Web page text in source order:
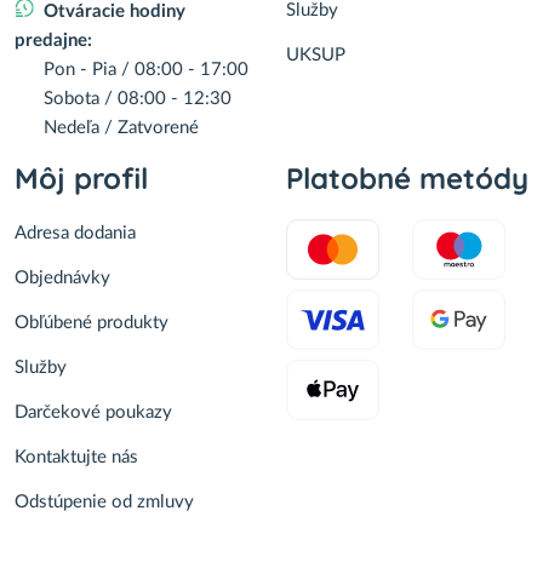
Otváracie hodiny
predajne:
Pon - Pia / 08:00 - 17:00
Sobota / 08:00 - 12:30
Nedeľa / Zatvorené
Služby
UKSUP
Môj profil
Adresa dodania
Objednávky
Obľúbené produkty
Služby
Darčekové poukazy
Kontaktujte nás
Odstúpenie od zmluvy
Platobné metódy